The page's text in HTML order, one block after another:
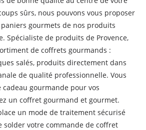
sûrs, nous pouvons vous proposer
gourmets de nos produits
Spécialiste de produits de Provence,
de coffrets gourmands :
salés, produits directement dans
de qualité professionnelle. Vous
gourmande pour vos
un coffret gourmand et gourmet.
un mode de traitement sécurisé
solder votre commande de coffret